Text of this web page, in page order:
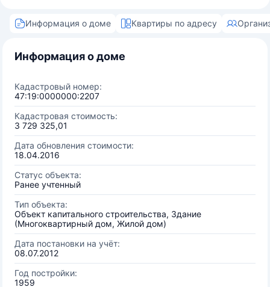
Информация о доме Квартиры по адресу
Информация о доме
Кадастровый номер:
47:19:0000000:2207
Кадастровая стоимость:
3 729 325,01
Дата обновления стоимости:
18.04.2016
Статус объекта:
Ранее учтенный
Тип объекта:
Объект капитального строительства, Здание
(Многоквартирный дом, Жилой дом)
Дата постановки на учёт:
08.07.2012
Год постройки:
1959